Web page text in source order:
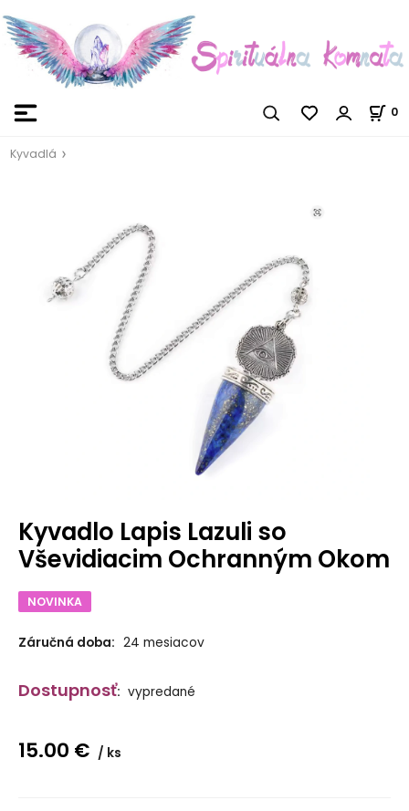
0
Kyvadlá
Kyvadlo Lapis Lazuli so
Vševidiacim Ochranným Okom
NOVINKA
Záručná doba: 24 mesiacov
Dostupnosť: vypredané
15.00 € ks